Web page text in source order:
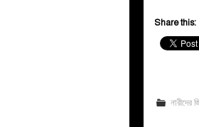
Share this:
নারীদের